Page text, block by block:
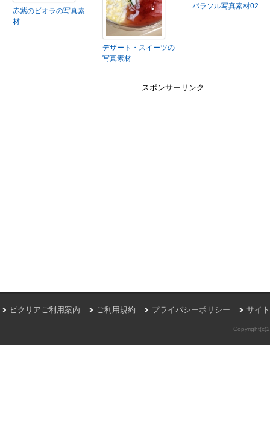
赤紫のビオラの写真素
材
デザート・スイーツの
写真素材
パラソル写真素材02
スポンサーリンク
ピクリアご利用案内 ご利用規約 プライバシーポリシー サイ